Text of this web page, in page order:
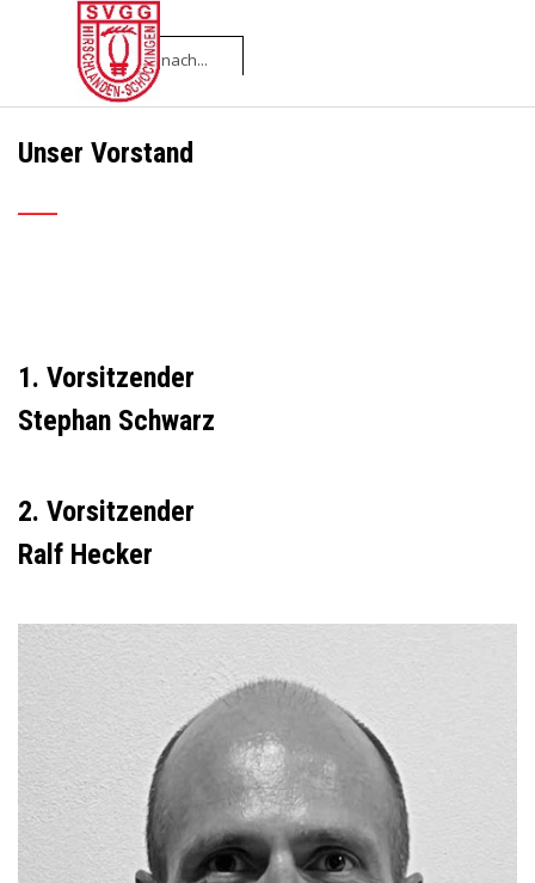
Direkt zum Seiteninhalt
Menü überspringen
Unser Vorstand
1. Vorsitzender
Stephan Schwarz
2. Vorsitzender
Ralf Hecker